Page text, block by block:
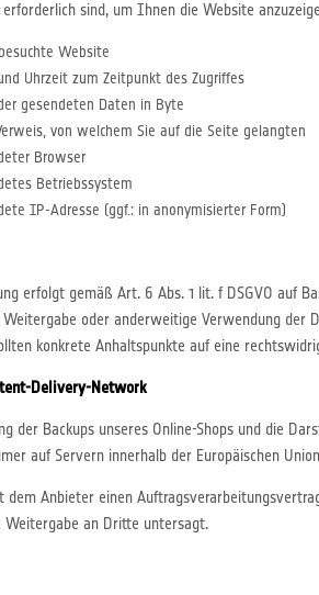
erforderlich sind, um Ihnen die Website
Website
Uhrzeit zum Zeitpunkt des Zugriffes
gesendeten Daten in Byte
von welchem Sie auf die Seite gelangten
Browser
Betriebssystem
IP-Adresse (ggf.: in anonymisierter Form)
erfolgt gemäß Art. 6 Abs. 1 lit. f DSGVO auf
Weitergabe oder anderweitige Verwendung
konkrete Anhaltspunkte auf eine
Delivery-Network
der Backups unseres Online-Shops und die
auf Servern innerhalb der Europäischen
dem Anbieter einen
Weitergabe an Dritte untersagt.